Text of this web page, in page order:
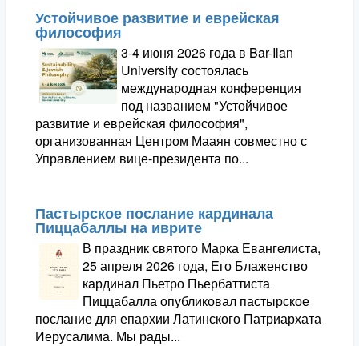
Устойчивое развитие и еврейская
философия
3-4 июня 2026 года в Bar-Ilan
University состоялась
международная конференция
под названием "Устойчивое
развитие и еврейская философия",
организованная Центром Мааян совместно с
Управлением вице-президента по...
Пастырское послание кардинала
Пиццабаллы на иврите
В праздник святого Марка Евангелиста,
25 апреля 2026 года, Его Блаженство
кардинал Пьетро Пьербаттиста
Пиццабалла опубликовал пастырское
послание для епархии Латинского Патриархата
Иерусалима. Мы рады...